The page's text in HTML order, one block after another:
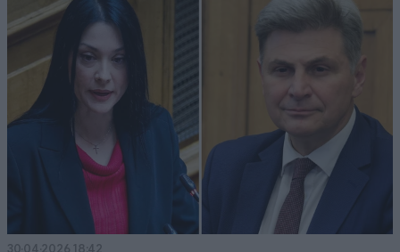
30·04·2026 18:42